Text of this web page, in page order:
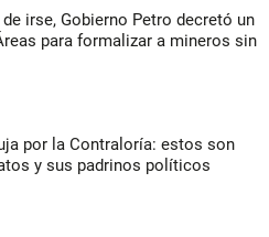
irse, Gobierno Petro decretó un
para formalizar a mineros sin
por la Contraloría: estos son
y sus padrinos políticos